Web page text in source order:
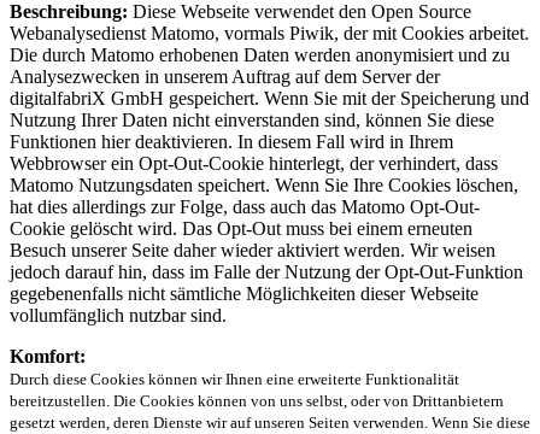
Beschreibung: Diese Webseite verwendet den Open Source
Webanalysedienst Matomo, vormals Piwik, der mit Cookies arbeitet.
Die durch Matomo erhobenen Daten werden anonymisiert und zu
Analysezwecken in unserem Auftrag auf dem Server der
digitalfabriX GmbH gespeichert. Wenn Sie mit der Speicherung und
Nutzung Ihrer Daten nicht einverstanden sind, können Sie diese
Funktionen hier deaktivieren. In diesem Fall wird in Ihrem
Webbrowser ein Opt-Out-Cookie hinterlegt, der verhindert, dass
Matomo Nutzungsdaten speichert. Wenn Sie Ihre Cookies löschen,
hat dies allerdings zur Folge, dass auch das Matomo Opt-Out-
Cookie gelöscht wird. Das Opt-Out muss bei einem erneuten
Besuch unserer Seite daher wieder aktiviert werden. Wir weisen
jedoch darauf hin, dass im Falle der Nutzung der Opt-Out-Funktion
gegebenenfalls nicht sämtliche Möglichkeiten dieser Webseite
vollumfänglich nutzbar sind.
Komfort:
Durch diese Cookies können wir Ihnen eine erweiterte Funktionalität
bereitzustellen. Die Cookies können von uns selbst, oder von Drittanbietern
gesetzt werden, deren Dienste wir auf unseren Seiten verwenden. Wenn Sie diese